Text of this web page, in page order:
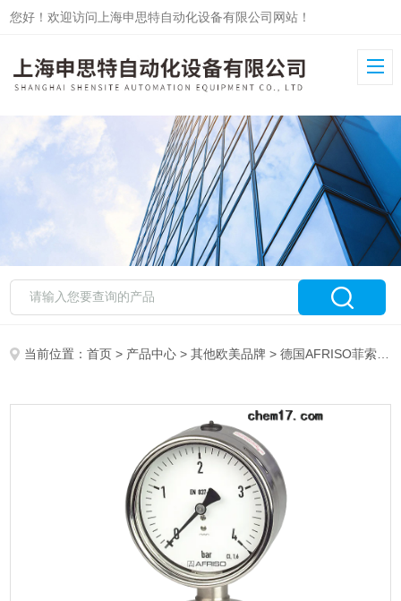
您好！欢迎访问上海申思特自动化设备有限公司网站！
当前位置：首页 > 产品中心 >其他欧美品牌 >德国AFRISO菲索